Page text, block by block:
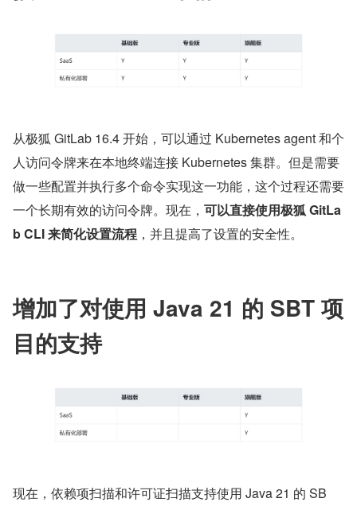
从极狐 GitLab 16.4 开始，可以通过 Kubernetes agent 和个
人访问令牌来在本地终端连接 Kubernetes 集群。但是需要
做一些配置并执行多个命令实现这一功能，这个过程还需要
一个长期有效的访问令牌。现在， 可以直接使用极狐 GitLa
b CLI 来简化设置流程 ，并且提高了设置的安全性。
增加了对使用 Java 21 的 SBT 项
目的支持
现在，依赖项扫描和许可证扫描支持使用 Java 21 的 SB